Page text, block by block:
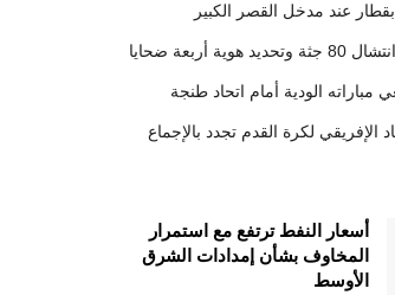
عند مدخل القصر الكبير
أربعة ضحايا
مباراته الودية أمام اتحاد طنجة
الإفريقي لكرة القدم تجدد بالإجماع
أسعار النفط ترتفع مع استمرار
المخاوف بشأن إمدادات الشرق
الأوسط